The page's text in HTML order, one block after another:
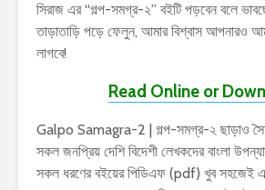
সিরাজ এর “গল্প-সমগ্র-২” বইটি পড়বেন বলে
তাড়াতাড়ি পড়ে ফেলুন, আমার বিশ্বাস আপনারও
লাগবে!
Read Online or
Galpo Samagra-2 | গল্প-সমগ্র-২ ছাড়াও
সকল জনপ্রিয় দেশি বিদেশী লেখকদের বাংলা
সকল ধরণের বইয়ের পিডিএফ (pdf) খুব সহজেই